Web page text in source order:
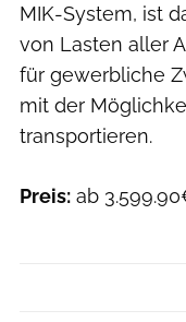
MIK-System, ist
von Lasten aller
für gewerbliche
mit der
transportieren.
Preis: ab